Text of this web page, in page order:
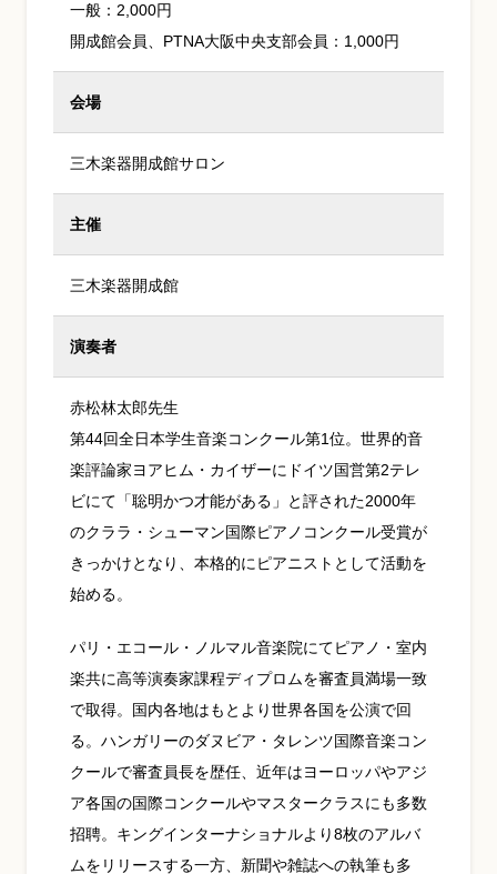
一般：2,000円
開成館会員、PTNA大阪中央支部会員：1,000円
会場
三木楽器開成館サロン
主催
三木楽器開成館
演奏者
赤松林太郎先生
第44回全日本学生音楽コンクール第1位。世界的音
楽評論家ヨアヒム・カイザーにドイツ国営第2テレ
ビにて「聡明かつ才能がある」と評された2000年
のクララ・シューマン国際ピアノコンクール受賞が
きっかけとなり、本格的にピアニストとして活動を
始める。
パリ・エコール・ノルマル音楽院にてピアノ・室内
楽共に高等演奏家課程ディプロムを審査員満場一致
で取得。国内各地はもとより世界各国を公演で回
る。ハンガリーのダヌビア・タレンツ国際音楽コン
クールで審査員長を歴任、近年はヨーロッパやアジ
ア各国の国際コンクールやマスタークラスにも多数
招聘。キングインターナショナルより8枚のアルバ
ムをリリースする一方、新聞や雑誌への執筆も多